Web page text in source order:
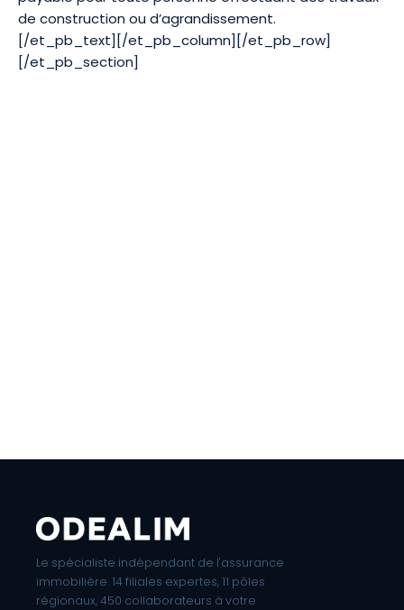
de construction ou d’agrandissement.
[/et_pb_text][/et_pb_column][/et_pb_row]
[/et_pb_section]
Le spécialiste indépendant de l'assurance
immobilière. 14 filiales expertes, 11 pôles
régionaux, 450 collaborateurs à votre